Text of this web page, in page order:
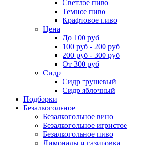
Светлое пиво
Темное пиво
Крафтовое пиво
Цена
До 100 руб
100 руб - 200 руб
200 руб - 300 руб
От 300 руб
Сидр
Сидр грушевый
Сидр яблочный
Подборки
Безалкогольное
Безалкогольное вино
Безалкогольное игристое
Безалкогольное пиво
Лимонады и газировка